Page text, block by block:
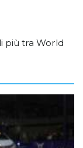
più tra World